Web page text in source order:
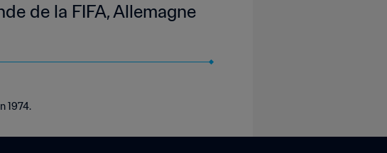
de la FIFA, Allemagne
1974.